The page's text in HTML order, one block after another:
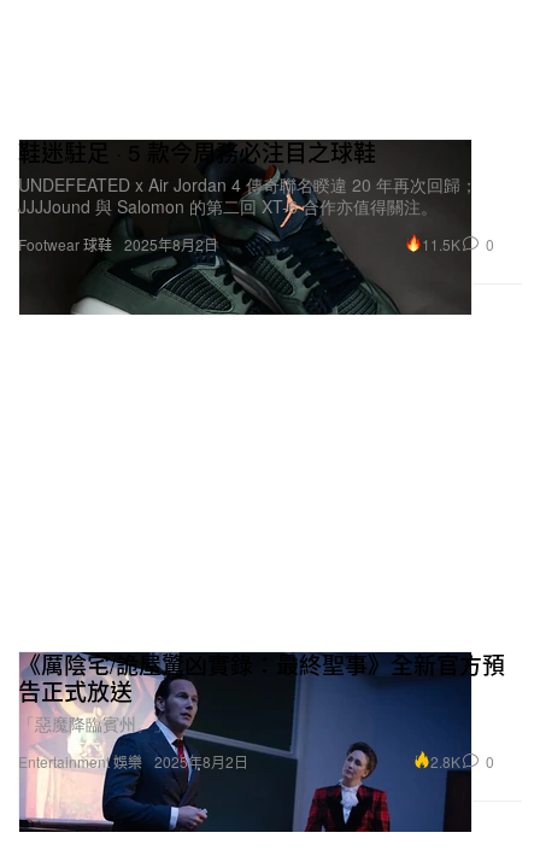
Footwear 球鞋
鞋迷駐足 · 5 款今周務必注目之球鞋
UNDEFEATED x Air Jordan 4 傳奇聯名睽違 20 年再次回歸；
JJJJound 與 Salomon 的第二回 XT-6 合作亦值得關注。
2025年8月2日 11.5K 0
Entertainment 娛樂
《厲陰宅/詭屋驚凶實錄：最終聖事》全新官方預
告正式放送
「惡魔降臨賓州。」
2025年8月2日 2.8K 0